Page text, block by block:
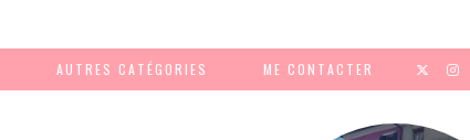
AUTRES CATÉGORIES ME CONTACTER